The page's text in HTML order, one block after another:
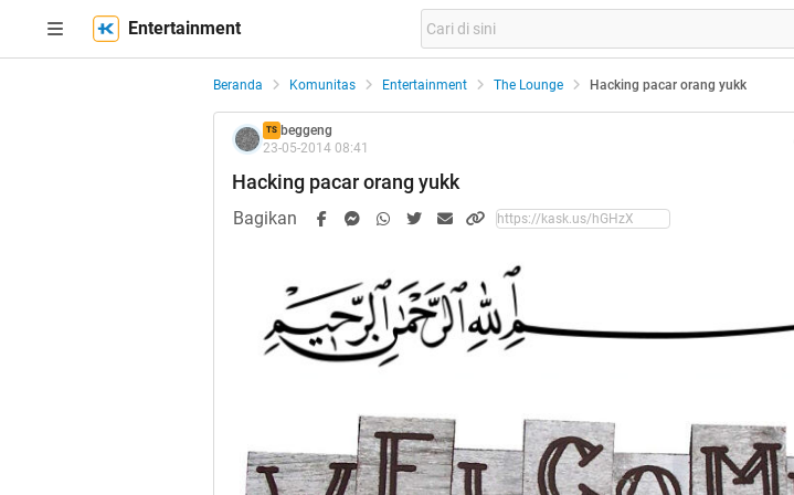
Entertainment
Beranda Komunitas Entertainment The Lounge Hacking pacar orang yukk
TS beggeng
23-05-2014 08:41
Hacking pacar orang yukk
Bagikan